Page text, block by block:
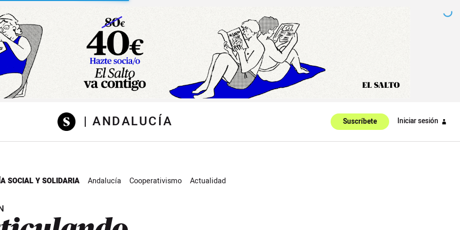
| ANDALUCÍA Suscríbete Iniciar sesión
SOCIAL Y SOLIDARIA Andalucía Cooperativismo Actualidad